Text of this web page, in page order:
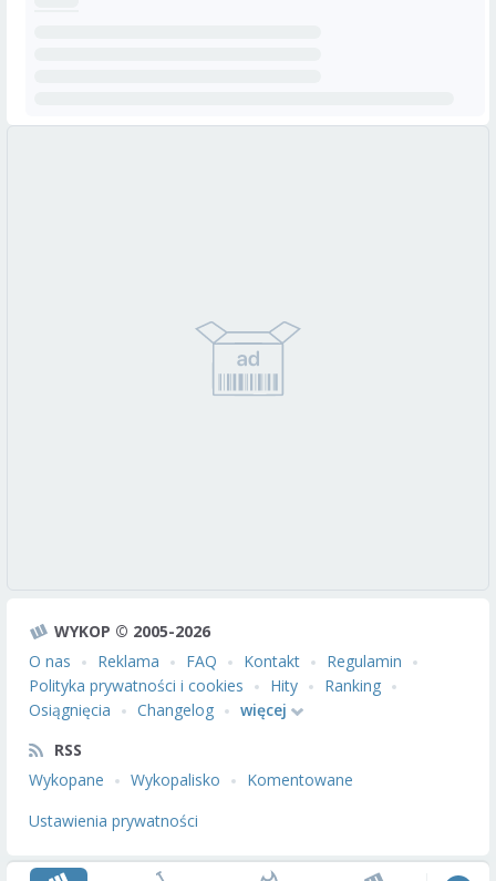
WYKOP © 2005-2026
O nas
Reklama FAQ Kontakt
Regulamin
Polityka prywatności i cookies
Hity
Ranking
Osiągnięcia
Changelog
więcej
RSS
Wykopane
Wykopalisko
Komentowane
Ustawienia prywatności